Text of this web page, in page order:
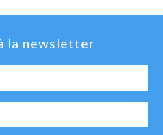
la newsletter